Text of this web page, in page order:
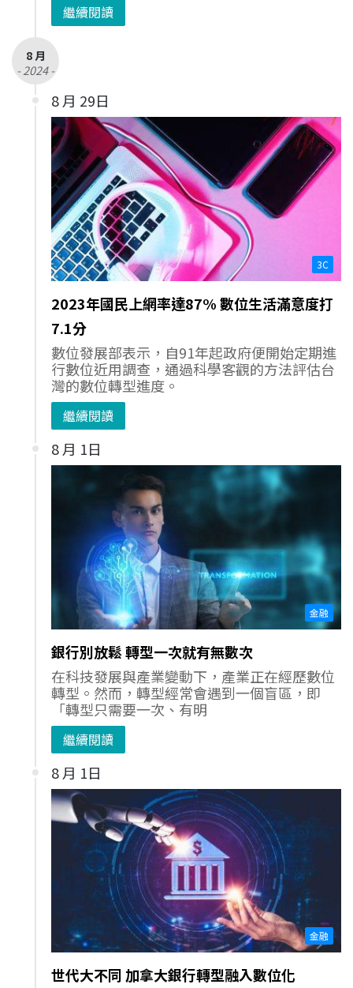
繼續閱讀
8 月
- 2024 -
8 月 29日
3C
2023年國民上網率達87% 數位生活滿意度打
7.1分
數位發展部表示，自91年起政府便開始定期進
行數位近用調查，通過科學客觀的方法評估台
灣的數位轉型進度。
繼續閱讀
8 月 1日
金融
銀行別放鬆 轉型一次就有無數次
在科技發展與產業變動下，產業正在經歷數位
轉型。然而，轉型經常會遇到一個盲區，即
「轉型只需要一次、有明
繼續閱讀
8 月 1日
金融
世代大不同 加拿大銀行轉型融入數位化